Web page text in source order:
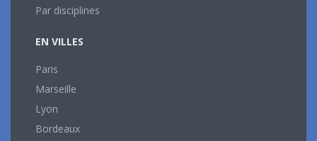
Par disciplines
EN VILLES
Paris
Marseille
Lyon
Bordeaux